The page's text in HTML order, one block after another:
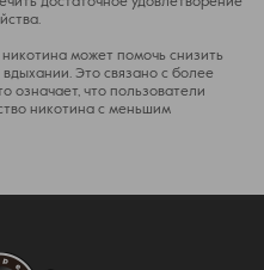
может помочь снизить
Это связано с более
означает, что пользователи
никотина с меньшим